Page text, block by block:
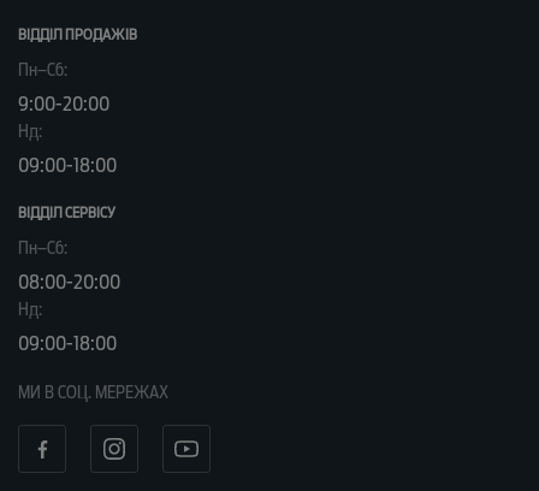
ВІДДІЛ ПРОДАЖІВ
Пн–Сб:
9:00-20:00
Нд:
09:00-18:00
ВІДДІЛ CЕРВІСУ
Пн–Сб:
08:00-20:00
Нд:
09:00-18:00
МИ В СОЦ. МЕРЕЖАХ